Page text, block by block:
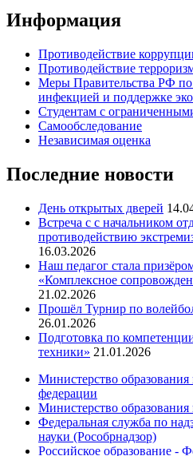
Информация
Противодействие
Противодействие
Меры Правительства РФ по
инфекцией и поддержке
Студентам с
Самообследование
Независимая оценка
Последние новости
День открытых дверей
Встреча с с начальником
противодействию
16.03.2026
Наш педагог стала
«Комплексное
21.02.2026
Прошёл Турнир по
26.01.2026
Подготовка по
техники» 21.01.2026
Министерство
федерации
Министерство
Федеральная служба по
науки (Рособрнадзор)
Российское образование -